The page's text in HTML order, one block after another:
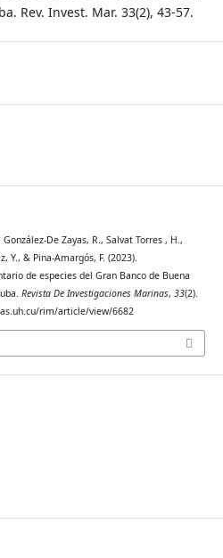
Rev. Invest. Mar. 33(2), 43‐57.
De Zayas, R., Salvat Torres , H.,
Y., & Pina-Amargós, F. (2023).
de especies del Gran Banco de Buena
Revista De Investigaciones Marinas, 33(2).
rim/article/view/6682